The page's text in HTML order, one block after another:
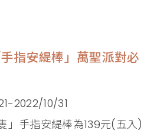
指安緹棒」萬聖派對必
2022/10/31
」手指安緹棒為139元(五入)